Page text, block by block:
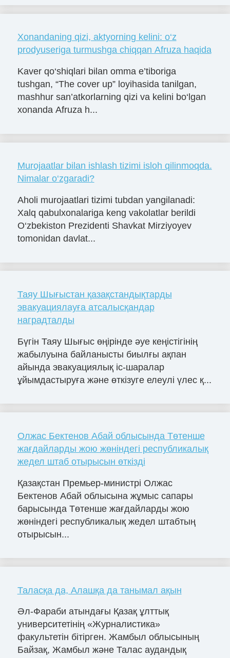
Xonandaning qizi, aktyorning kelini: o‘z
prodyuseriga turmushga chiqqan Afruza haqida
Kaver qo‘shiqlari bilan omma e’tiboriga
tushgan, “The cover up” loyihasida tanilgan,
mashhur san’atkorlarning qizi va kelini bo‘lgan
xonanda Afruza h...
Murojaatlar bilan ishlash tizimi isloh qilinmoqda.
Nimalar o‘zgaradi?
Aholi murojaatlari tizimi tubdan yangilanadi:
Xalq qabulxonalariga keng vakolatlar berildi
O‘zbekiston Prezidenti Shavkat Mirziyoyev
tomonidan davlat...
Таяу Шығыстан қазақстандықтарды
эвакуациялауға атсалысқандар
наградталды
Бүгін Таяу Шығыс өңірінде әуе кеңістігінің
жабылуына байланысты биылғы ақпан
айында эвакуациялық іс-шаралар
ұйымдастыруға және өткізуге елеулі үлес қ...
Олжас Бектенов Абай облысында Төтенше
жағдайларды жою жөніндегі республикалық
жедел штаб отырысын өткізді
Қазақстан Премьер-министрі Олжас
Бектенов Абай облысына жұмыс сапары
барысында Төтенше жағдайларды жою
жөніндегі республикалық жедел штабтың
отырысын...
Таласқа да, Алашқа да танымал ақын
Әл-Фараби атындағы Қазақ ұлттық
университетінің «Журналистика»
факультетін бітірген. Жамбыл облысының
Байзақ, Жамбыл және Талас аудандық